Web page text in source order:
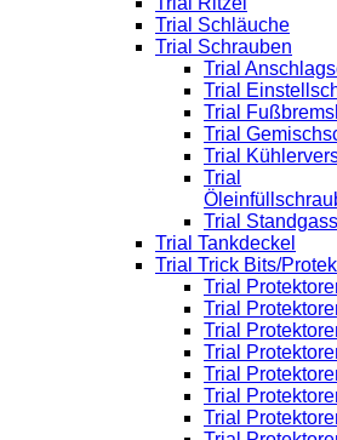
Trial Schläuche
Trial Schrauben
Trial
Trial
Trial
Trial
Trial
Trial
Trial
Trial Tankdeckel
Trial Trick Bits/
Trial
Trial
Trial
Trial
Trial
Trial
Trial